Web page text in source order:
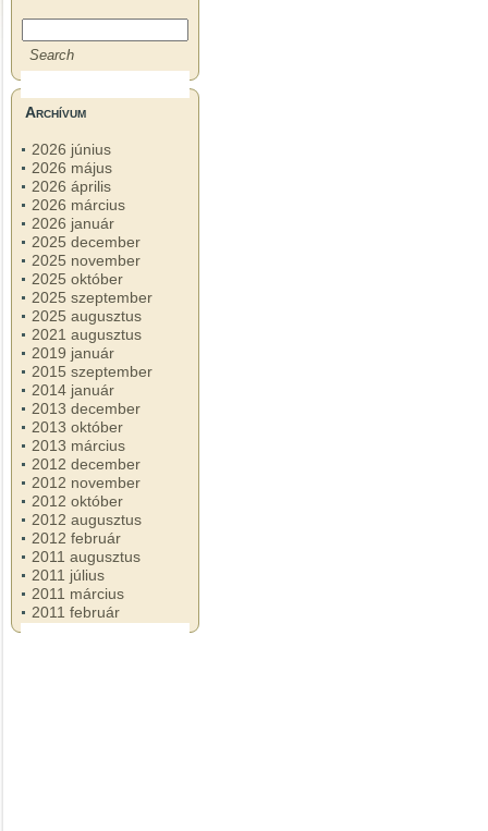
Archívum
2026 június
2026 május
2026 április
2026 március
2026 január
2025 december
2025 november
2025 október
2025 szeptember
2025 augusztus
2021 augusztus
2019 január
2015 szeptember
2014 január
2013 december
2013 október
2013 március
2012 december
2012 november
2012 október
2012 augusztus
2012 február
2011 augusztus
2011 július
2011 március
2011 február